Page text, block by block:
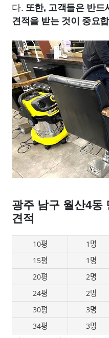
다. 또한, 고객들은 반
견적을 받는 것이 중요
광주 남구 월산4동
견적
10평 1명
15평
1명
20평
2명
24평
2명
30평
3명
34평
3명